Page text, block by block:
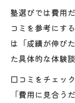
塾選びでは費用
コミを参考にす
は「成績が伸び
た具体的な体験
口コミをチェッ
「費用に見合う